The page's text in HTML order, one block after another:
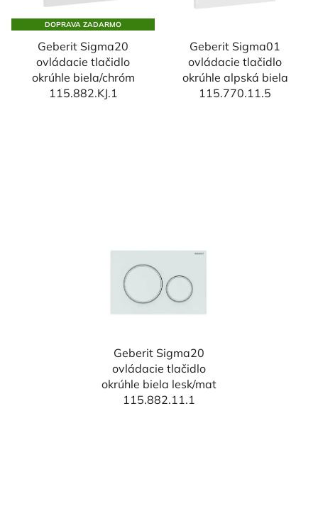
DOPRAVA ZADARMO
Geberit Sigma20
ovládacie tlačidlo
okrúhle biela/chróm
115.882.KJ.1
Geberit Sigma01
ovládacie tlačidlo
okrúhle alpská biela
115.770.11.5
Geberit Sigma20
ovládacie tlačidlo
okrúhle biela lesk/mat
115.882.11.1